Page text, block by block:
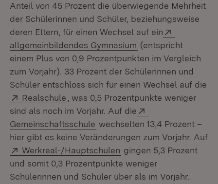
Anteil von 45 Prozent die überwiegende Mehrheit
der Schülerinnen und Schüler, beziehungsweise
deren Eltern, für einen Wechsel auf ein
allgemeinbildendes Gymnasium (Öffnet in neuem
(entspricht
einem Plus von 0,9 Prozentpunkten im Vergleich
zum Vorjahr). 33 Prozent der Schülerinnen und
Schüler entschloss sich für einen Wechsel auf die
Extern:
Realschule (Öffnet in neuem Fenster)
, was 0,5 Prozentpunkte weniger
sind als noch im Vorjahr. Auf die
Gemeinschaftsschule (Öffnet in neuem Fenster)
wechselten 13,4 Prozent –
hier gibt es keine Veränderungen zum Vorjahr. Auf
Extern:
Werkreal-/Hauptschulen (Öffnet in neuem
gingen 5,3 Prozent
und somit 0,3 Prozentpunkte weniger
Schülerinnen und Schüler über als im Vorjahr.